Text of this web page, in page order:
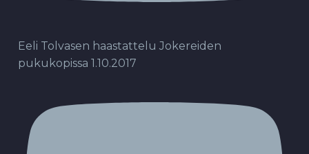
Eeli Tolvasen haastattelu Jokereiden
pukukopissa 1.10.2017